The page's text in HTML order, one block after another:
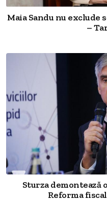
Maia Sandu nu
–
Sturza
Reforma